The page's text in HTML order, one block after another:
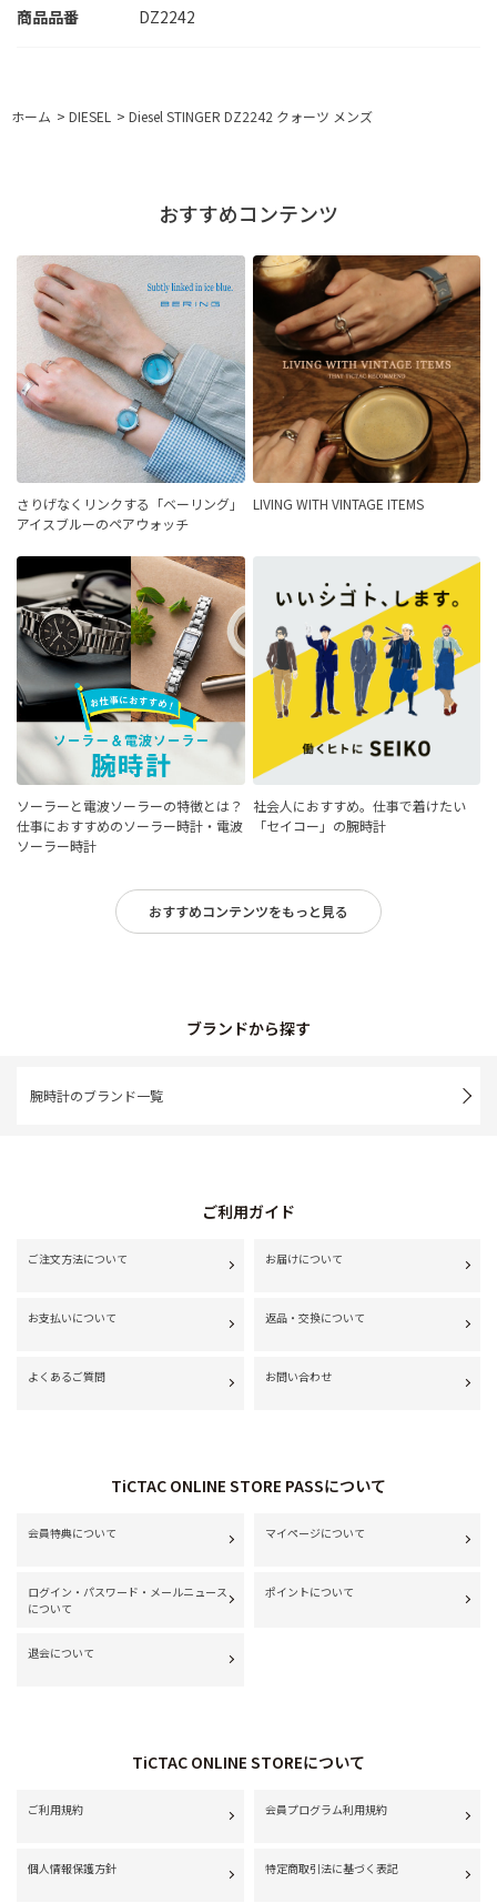
DZ2242
ホーム > DIESEL > Diesel STINGER DZ2242 クォーツ メンズ
おすすめコンテンツ
さりげなくリンクする「ベーリング」
アイスブルーのペアウォッチ
LIVING WITH VINTAGE ITEMS
ソーラーと電波ソーラーの特徴とは？
仕事におすすめのソーラー時計・電波
ソーラー時計
社会人におすすめ。仕事で着けたい
「セイコー」の腕時計
おすすめコンテンツをもっと見る
ブランドから探す
腕時計のブランド一覧
ご利用ガイド
ご注文方法について お届けについて
お支払いについて 返品・交換について
よくあるご質問 お問い合わせ
TiCTAC ONLINE STORE PASSについて
会員特典について マイページについて
ログイン・パスワード・メールニュース
について
ポイントについて
退会について
TiCTAC ONLINE STOREについて
ご利用規約 会員プログラム利用規約
個人情報保護方針 特定商取引法に基づく表記